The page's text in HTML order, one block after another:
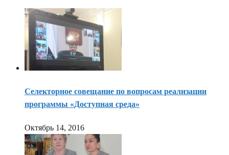
Селекторное совещание по вопросам реализации
программы «Доступная среда»
Октябрь 14, 2016